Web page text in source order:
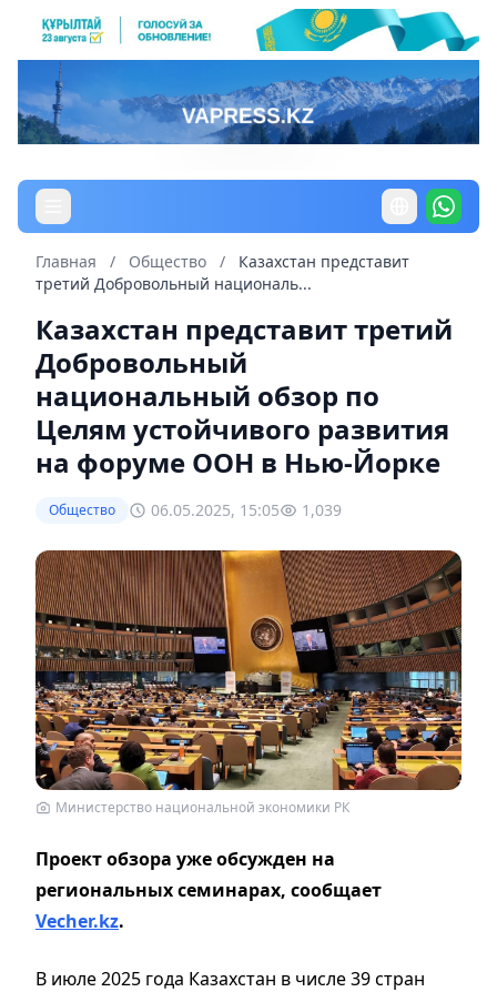
Главная / Общество /
Казахстан представит
третий Добровольный националь...
Казахстан представит третий
Добровольный
национальный обзор по
Целям устойчивого развития
на форуме ООН в Нью-Йорке
Общество 06.05.2025, 15:05 1,039
Министерство национальной экономики РК
Проект обзора уже обсужден на
региональных семинарах, сообщает
Vecher.kz.
В июле 2025 года Казахстан в числе 39 стран